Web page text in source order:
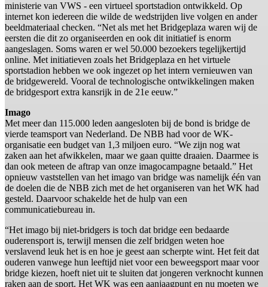
ministerie van VWS - een virtueel sportstadion ontwikkeld. Op
internet kon iedereen die wilde de wedstrijden live volgen en ander
beeldmateriaal checken. “Net als met het Bridgeplaza waren wij de
eersten die dit zo organiseerden en ook dit initiatief is enorm
aangeslagen. Soms waren er wel 50.000 bezoekers tegelijkertijd
online. Met initiatieven zoals het Bridgeplaza en het virtuele
sportstadion hebben we ook ingezet op het intern vernieuwen van
de bridgewereld. Vooral de technologische ontwikkelingen maken
de bridgesport extra kansrijk in de 21e eeuw.”
Imago
Met meer dan 115.000 leden aangesloten bij de bond is bridge de
vierde teamsport van Nederland. De NBB had voor de WK-
organisatie een budget van 1,3 miljoen euro. “We zijn nog wat
zaken aan het afwikkelen, maar we gaan quitte draaien. Daarmee is
dan ook meteen de aftrap van onze imagocampagne betaald.” Het
opnieuw vaststellen van het imago van bridge was namelijk één van
de doelen die de NBB zich met de het organiseren van het WK had
gesteld. Daarvoor schakelde het de hulp van een
communicatiebureau in.
“Het imago bij niet-bridgers is toch dat bridge een bedaarde
ouderensport is, terwijl mensen die zelf bridgen weten hoe
verslavend leuk het is en hoe je geest aan scherpte wint. Het feit dat
ouderen vanwege hun leeftijd niet voor een beweegsport maar voor
bridge kiezen, hoeft niet uit te sluiten dat jongeren verknocht kunnen
raken aan de sport. Het WK was een aanjaagpunt en nu moeten we